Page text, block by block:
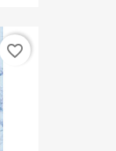
favorite_border